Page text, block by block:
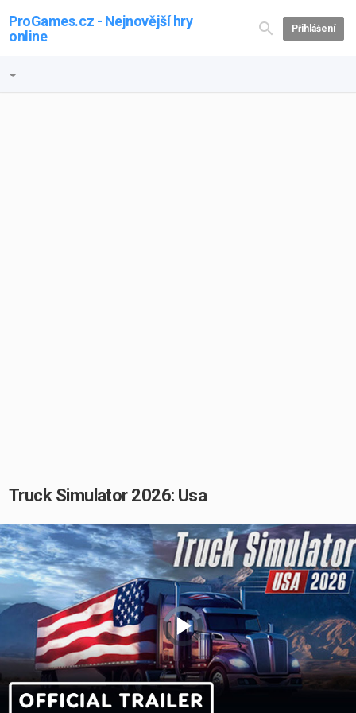
ProGames.cz - Nejnovější hry
online
Přihlášení
Truck Simulator 2026: Usa
Video
Player
is
loading.Play